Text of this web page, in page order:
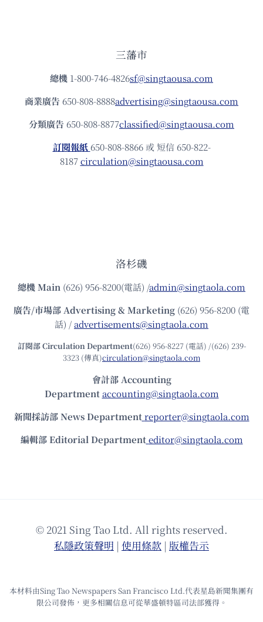
三藩市
總機 1-800-746-4826sf@singtaousa.com
商業廣告 650-808-8888advertising@singtaousa.com
分類廣告 650-808-8877classified@singtaousa.com
訂閱報紙 650-808-8866 或 短信 650-822-
8187circulation@singtaousa.com
洛杉磯
總機Main (626) 956-8200(電話) /admin@singtaola.com
廣告/市場部Advertising & Marketing (626) 956-8200 (電
話) /advertisements@singtaola.com
訂閱部 Circulation Department(626) 956-8227 (電話) /(626) 239-
3323 (傳真)circulation@singtaola.com
會計部 Accounting
Department accounting@singtaola.com
新聞採訪部 News Department reporter@singtaola.com
編輯部 Editorial Department editor@singtaola.com
© 2021 Sing Tao Ltd. All rights reserved.
私隱政策聲明 | 使⽤條款 | 版權告⽰
本材料由Sing Tao Newspapers San Francisco Ltd.代表星島新聞集團有
限公司發佈，更多相關信息可從華盛頓特區司法部獲得。